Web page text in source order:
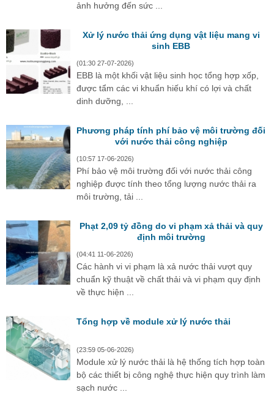
ảnh hưởng đến sức ...
Xử lý nước thải ứng dụng vật liệu mang vi
sinh EBB
(01:30 27-07-2026)
EBB là một khối vật liệu sinh học tổng hợp xốp,
được tẩm các vi khuẩn hiếu khí có lợi và chất
dinh dưỡng, ...
Phương pháp tính phí bảo vệ môi trường đối
với nước thải công nghiệp
(10:57 17-06-2026)
Phí bảo vệ môi trường đối với nước thải công
nghiệp được tính theo tổng lượng nước thải ra
môi trường, tải ...
Phạt 2,09 tỷ đồng do vi phạm xả thải và quy
định môi trường
(04:41 11-06-2026)
Các hành vi vi phạm là xả nước thải vượt quy
chuẩn kỹ thuật về chất thải và vi phạm quy định
về thực hiện ...
Tổng hợp về module xử lý nước thải
(23:59 05-06-2026)
Module xử lý nước thải là hệ thống tích hợp toàn
bộ các thiết bị công nghệ thực hiện quy trình làm
sạch nước ...